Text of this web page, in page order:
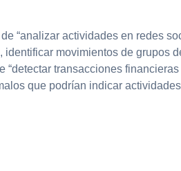
“analizar actividades en redes
identificar movimientos de grupos
“detectar transacciones
que podrían indicar